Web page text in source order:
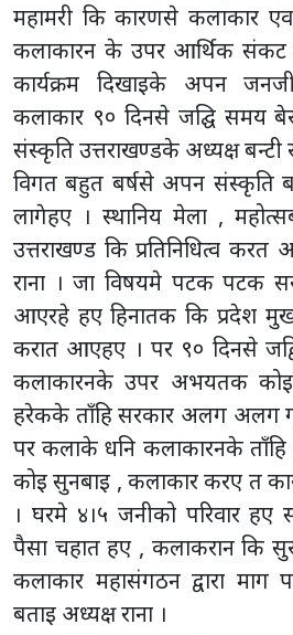
महामरी कि कारणसे कलाकार
कलाकारन के उपर आर्थिक संकट
कार्यक्रम दिखाइके अपन
कलाकार ९० दिनसे जद्घि समय
संस्कृति उत्तराखण्डके अध्यक्ष बन्टी
विगत बहुत बर्षसे अपन संस्कृति
लागेहए । स्थानिय मेला ,
उत्तराखण्ड कि प्रतिनिधित्व
राना । जा विषयमे पटक पटक
आएरहे हए हिनातक कि प्रदेश
करात आएहए । पर ९० दिनसे
कलाकारनके उपर अभयतक कोइ
हरेकके ताँहि सरकार अलग अलग
पर कलाके धनि कलाकारनके
कोइ सुनबाइ , कलाकार करए त
। घरमे ४।५ जनीको परिवार
पैसा चहात हए , कलाकरान कि
कलाकार महासंगठन द्वारा माग
बताइ अध्यक्ष राना ।